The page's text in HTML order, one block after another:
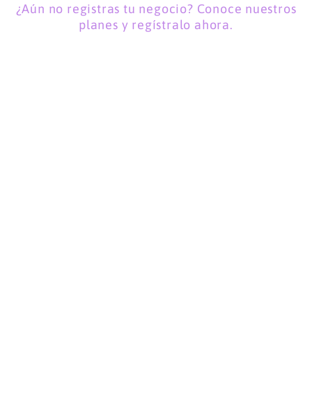
¿Aún no registras tu negocio? Conoce nuestros
planes y regístralo ahora.